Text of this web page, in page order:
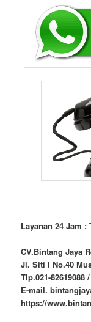
Layanan 24 Jam :
CV.Bintang Jaya
Jl. Siti I No.40
Tlp.021-82619088
E-mail.
https://